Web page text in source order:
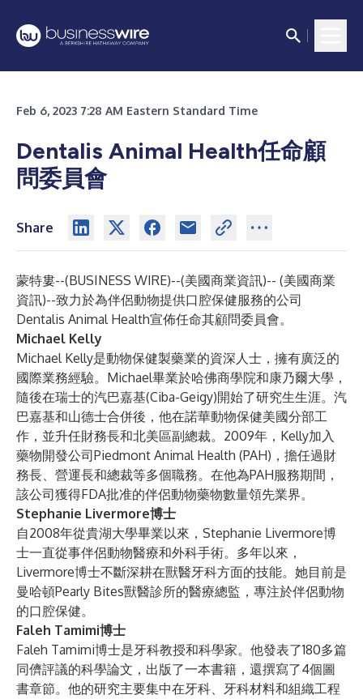
Feb 6, 2023 7:28 AM Eastern Standard Time
Dentalis Animal Health任命顧
問委員會
Share
蒙特婁--(BUSINESS WIRE)--(美國商業資訊)-- (美國商業
資訊)--致力於為伴侶動物提供口腔保健服務的公司
Dentalis Animal Health宣佈任命其顧問委員會。
Michael Kelly
Michael Kelly是動物保健製藥業的資深人士，擁有廣泛的
國際業務經驗。Michael畢業於哈佛商學院和康乃爾大學，
隨後在瑞士的汽巴嘉基(Ciba-Geigy)開始了研究生生涯。汽
巴嘉基和山德士合併後，他在諾華動物保健美國分部工
作，並升任財務長和北美區副總裁。2009年，Kelly加入
藥物開發公司Piedmont Animal Health (PAH)，擔任過財
務長、營運長和總裁等多個職務。在他為PAH服務期間，
該公司獲得FDA批准的伴侶動物藥物數量領先業界。
Stephanie Livermore博士
自2008年從貴湖大學畢業以來，Stephanie Livermore博
士一直從事伴侶動物醫療和外科手術。多年以來，
Livermore博士不斷深耕在獸醫牙科方面的技能。她目前是
曼哈頓Pearly Bites獸醫診所的醫療總監，專注於伴侶動物
的口腔保健。
Faleh Tamimi博士
Faleh Tamimi博士是牙科教授和科學家。他發表了180多篇
同儕評議的科學論文，出版了一本書籍，還撰寫了4個圖
書章節。他的研究主要集中在牙科、牙科材料和組織工程